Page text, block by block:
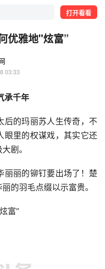
打开看看
优雅地"炫富”
03:33
承千年
后的玛丽苏人生传奇，不
眼里的权谋戏，其实它还
剧。
丽丽的铆钉要出场了！楚
的羽毛点缀以示富贵。